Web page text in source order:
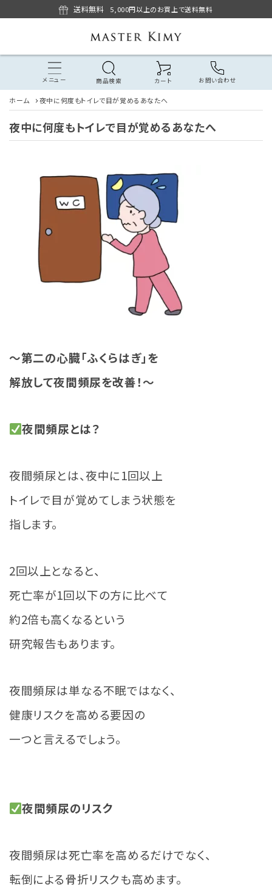
送料無料 5,000円以上のお買上で送料無料
メニュー 商品検索 カート お問い合わせ
ホーム 夜中に何度もトイレで目が覚めるあなたへ
夜中に何度もトイレで目が覚めるあなたへ
〜第二の心臓「ふくらはぎ」を
解放して夜間頻尿を改善！〜
夜間頻尿とは？
夜間頻尿とは、夜中に1回以上
トイレで目が覚めてしまう状態を
指します。
2回以上となると、
死亡率が1回以下の方に比べて
約2倍も高くなるという
研究報告もあります。
夜間頻尿は単なる不眠ではなく、
健康リスクを高める要因の
一つと言えるでしょう。
夜間頻尿のリスク
夜間頻尿は死亡率を高めるだけでなく、
転倒による骨折リスクも高めます。